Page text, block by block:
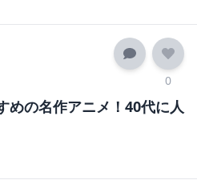
0
めの名作アニメ！40代に人